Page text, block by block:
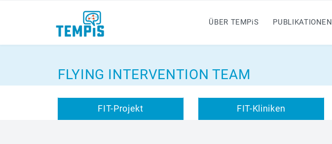
ÜBER TEMPiS PUBLIKATIONEN
FLYING INTERVENTION TEAM
FIT-Projekt FIT-Kliniken